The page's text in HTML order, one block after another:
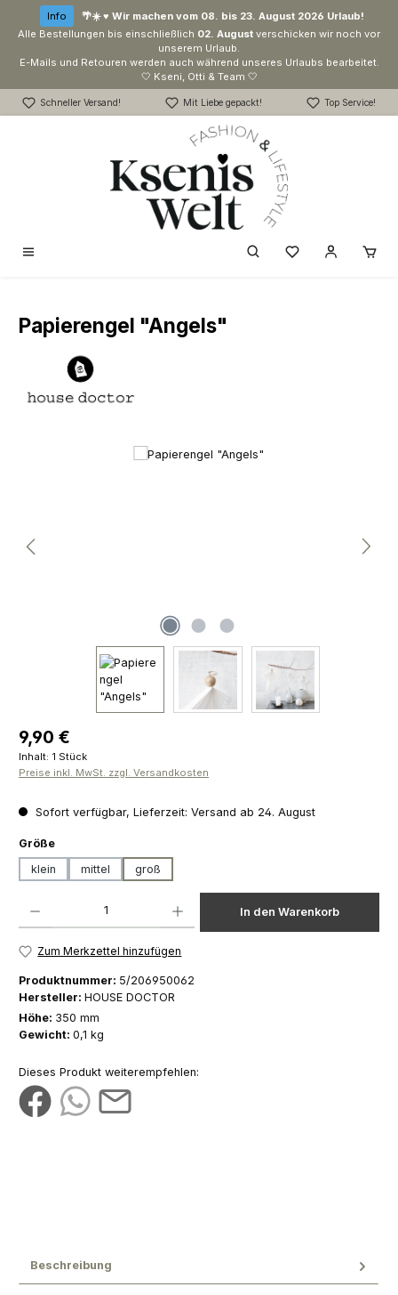
Zum Hauptinhalt springen
Info
🌴☀️ ♥ Wir machen vom 08. bis 23. August 2026 Urlaub!
Alle Bestellungen bis einschließlich 02. August verschicken wir noch vor
unserem Urlaub.
E-Mails und Retouren werden auch während unseres Urlaubs bearbeitet.
🤍 Kseni, Otti & Team 🤍
Schneller Versand! Mit Liebe gepackt! Top Service!
Du hast 0
Papierengel "Angels"
Bildergalerie überspringen
Regulärer Preis:
9,90 €
Inhalt: 1 Stück
Preise inkl. MwSt. zzgl. Versandkosten
Sofort verfügbar, Lieferzeit: Versand ab 24. August
Größeauswählen
klein
mittel groß
In den Warenkorb
Zum Merkzettel hinzufügen
Produktnummer: 5/206950062
Hersteller: HOUSE DOCTOR
Höhe: 350 mm
Gewicht: 0,1 kg
Dieses Produkt weiterempfehlen:
Beschreibung